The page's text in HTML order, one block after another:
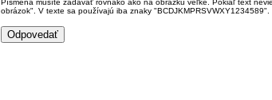
Písmená musíte zadávať rovnako ako na obrázku veľké. Pokiaľ text
obrázok". V texte sa používajú iba znaky "BCDJKMPRSVWXY1234589".